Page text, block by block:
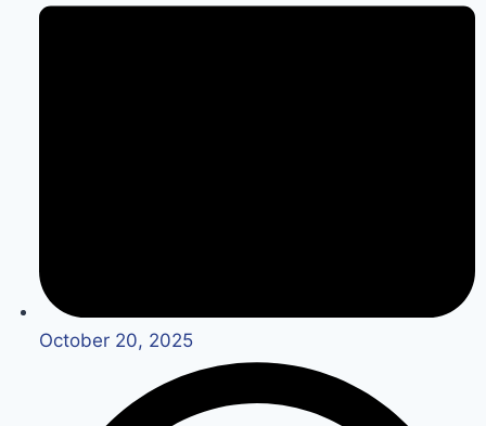
October 20, 2025